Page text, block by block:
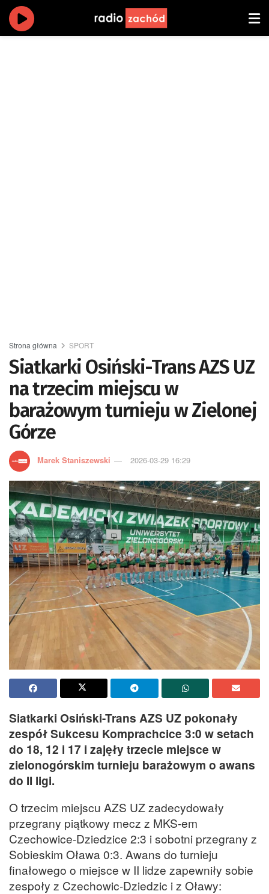
Strona główna SPORT
Siatkarki Osiński-Trans AZS UZ
na trzecim miejscu w
barażowym turnieju w Zielonej
Górze
Marek Staniszewski 2026-03-29 16:29
Siatkarki Osiński-Trans AZS UZ pokonały
zespół Sukcesu Komprachcice 3:0 w setach
do 18, 12 i 17 i zajęły trzecie miejsce w
zielonogórskim turnieju barażowym o awans
do II ligi.
O trzecim miejscu AZS UZ zadecydowały
przegrany piątkowy mecz z MKS-em
Czechowice-Dziedzice 2:3 i sobotni przegrany z
Sobieskim Oława 0:3. Awans do turnieju
finałowego o miejsce w II lidze zapewniły sobie
zespoły z Czechowic-Dziedzic i z Oławy: